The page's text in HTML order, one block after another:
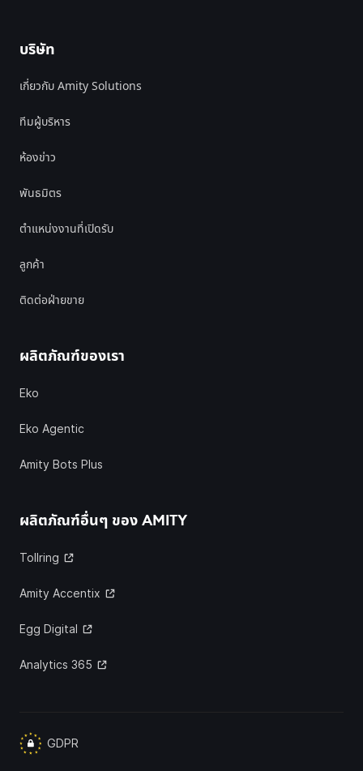
บริษัท
เกี่ยวกับ Amity Solutions
ทีมผู้บริหาร
ห้องข่าว
พันธมิตร
ตำแหน่งงานที่เปิดรับ
ลูกค้า
ติดต่อฝ่ายขาย
ผลิตภัณฑ์ของเรา
Eko
Eko Agentic
Amity Bots Plus
ผลิตภัณฑ์อื่นๆ ของ AMITY
Tollring
Amity Accentix
Egg Digital
Analytics 365
GDPR